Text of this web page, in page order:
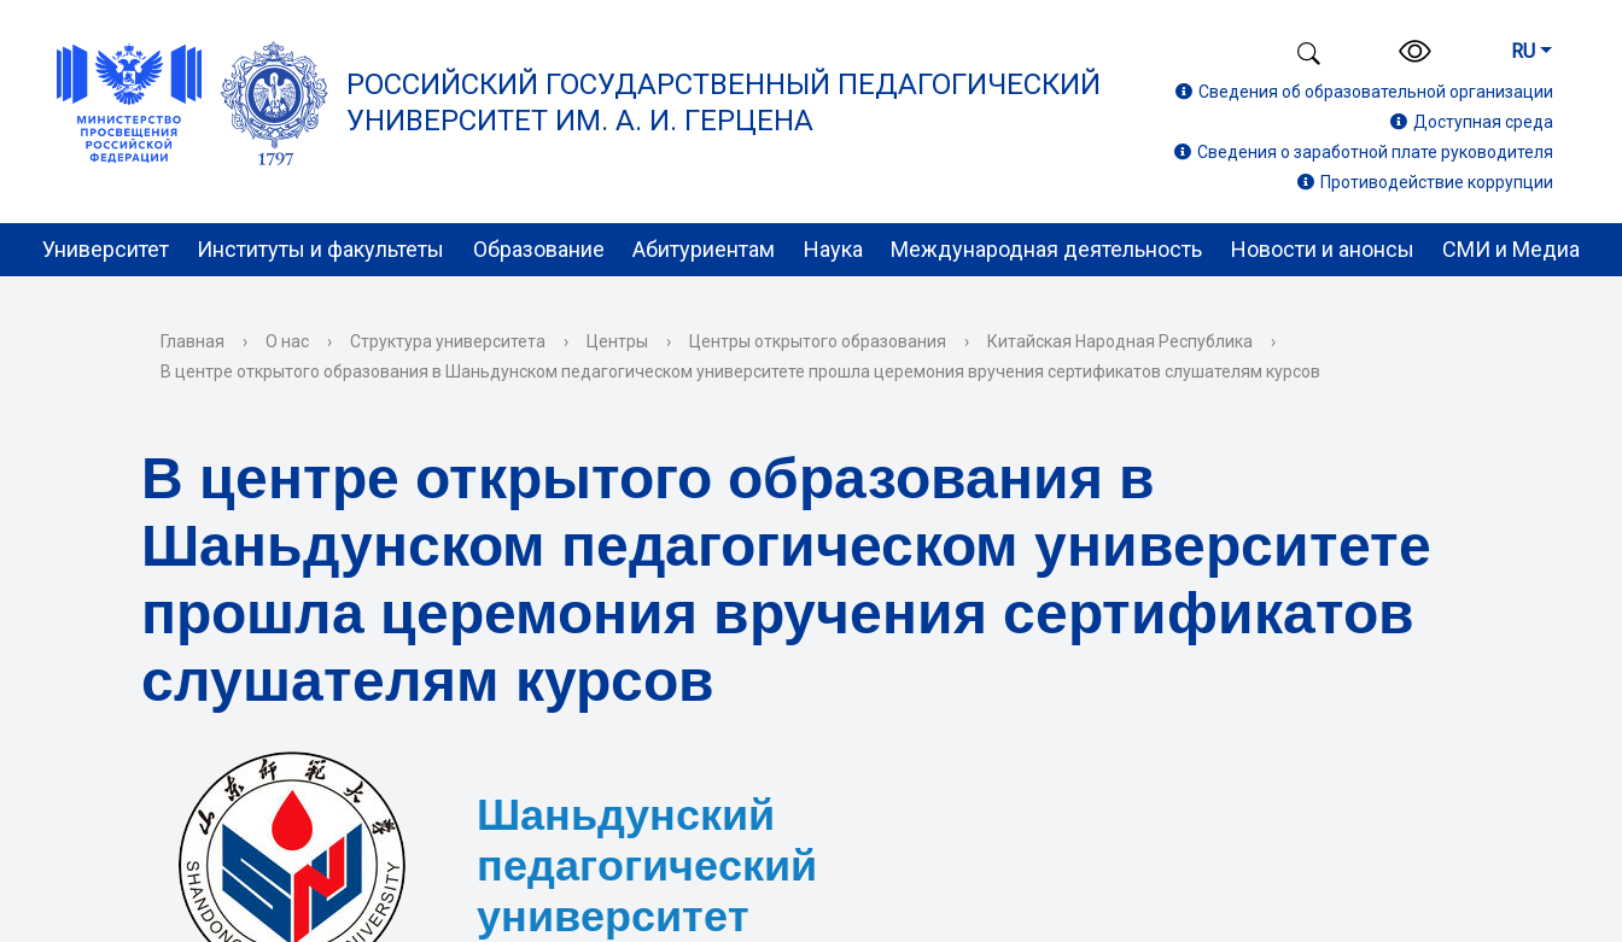
РОССИЙСКИЙ ГОСУДАРСТВЕННЫЙ ПЕДАГОГИЧЕСКИЙ
УНИВЕРСИТЕТ ИМ. А. И. ГЕРЦЕНА
RU
Сведения об образовательной организации
Доступная среда
Сведения о заработной плате руководителя
Противодействие коррупции
Университет Институты и факультеты Образование Абитуриентам Наука Международная деятельность Новости и анонсы СМИ и Медиа
Главная › О нас › Структура университета › Центры › Центры открытого образования › Китайская Народная Республика
›
В центре открытого образования в Шаньдунском педагогическом университете прошла церемония вручения сертификатов слушателям курсов
В центре открытого образования в
Шаньдунском педагогическом университете
прошла церемония вручения сертификатов
слушателям курсов
Шаньдунский
педагогический
университет